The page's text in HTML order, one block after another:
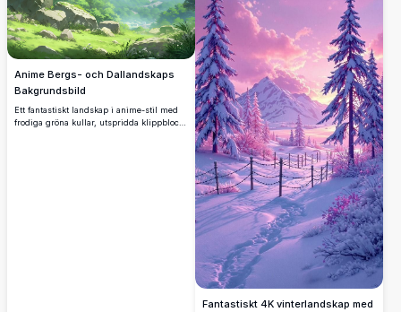
söker fantastiska landskap för väggkonst
eller digitala samlingar.
Anime Bergs- och Dallandskaps
Bakgrundsbild
Ett fantastiskt landskap i anime-stil med
frodiga gröna kullar, utspridda klippblock
Fantastiskt 4K vinterlandskap med